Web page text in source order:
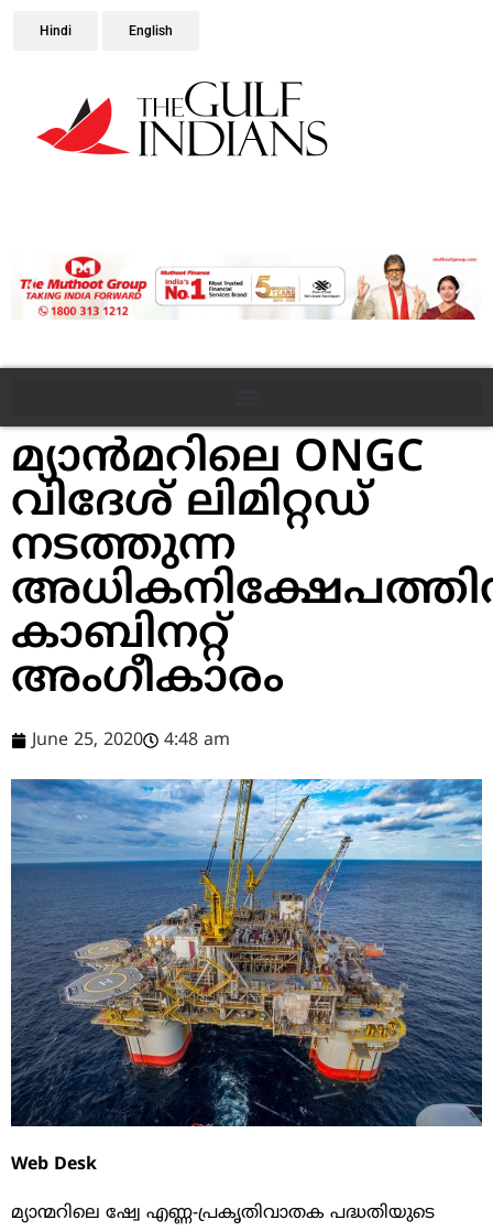
Hindi English
മ്യാൻമറിലെ ONGC
വിദേശ് ലിമിറ്റഡ്
നടത്തുന്ന
കാബിനറ്റ്
അംഗീകാരം
June 25, 2020 4:48 am
Web Desk
മ്യാന്മറിലെ ഷ്വേ എണ്ണ-പ്രകൃതിവാതക പദ്ധതിയുടെ